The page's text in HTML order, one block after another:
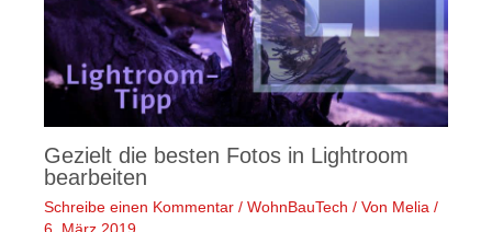
Gezielt die besten Fotos in Lightroom
bearbeiten
Schreibe einen Kommentar / WohnBauTech / Von Melia /